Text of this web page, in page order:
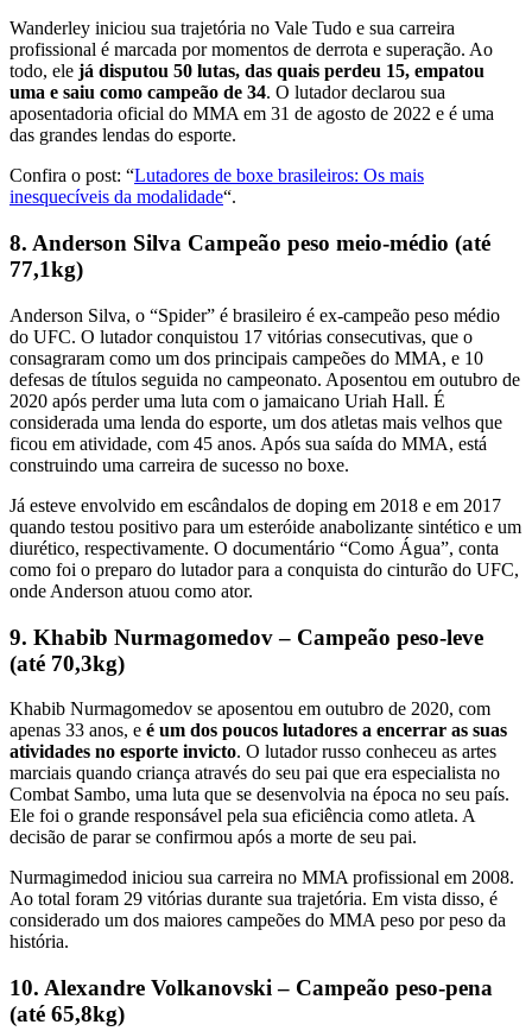
Wanderley iniciou sua trajetória no Vale Tudo e sua carreira
profissional é marcada por momentos de derrota e superação. Ao
todo, ele já disputou 50 lutas, das quais perdeu 15, empatou
uma e saiu como campeão de 34. O lutador declarou sua
aposentadoria oficial do MMA em 31 de agosto de 2022 e é uma
das grandes lendas do esporte.
Confira o post: “Lutadores de boxe brasileiros: Os mais
inesquecíveis da modalidade“.
8. Anderson Silva Campeão peso meio-médio (até
77,1kg)
Anderson Silva, o “Spider” é brasileiro é ex-campeão peso médio
do UFC. O lutador conquistou 17 vitórias consecutivas, que o
consagraram como um dos principais campeões do MMA, e 10
defesas de títulos seguida no campeonato. Aposentou em outubro de
2020 após perder uma luta com o jamaicano Uriah Hall. É
considerada uma lenda do esporte, um dos atletas mais velhos que
ficou em atividade, com 45 anos. Após sua saída do MMA, está
construindo uma carreira de sucesso no boxe.
Já esteve envolvido em escândalos de doping em 2018 e em 2017
quando testou positivo para um esteróide anabolizante sintético e um
diurético, respectivamente. O documentário “Como Água”, conta
como foi o preparo do lutador para a conquista do cinturão do UFC,
onde Anderson atuou como ator.
9. Khabib Nurmagomedov – Campeão peso-leve
(até 70,3kg)
Khabib Nurmagomedov se aposentou em outubro de 2020, com
apenas 33 anos, e é um dos poucos lutadores a encerrar as suas
atividades no esporte invicto. O lutador russo conheceu as artes
marciais quando criança através do seu pai que era especialista no
Combat Sambo, uma luta que se desenvolvia na época no seu país.
Ele foi o grande responsável pela sua eficiência como atleta. A
decisão de parar se confirmou após a morte de seu pai.
Nurmagimedod iniciou sua carreira no MMA profissional em 2008.
Ao total foram 29 vitórias durante sua trajetória. Em vista disso, é
considerado um dos maiores campeões do MMA peso por peso da
história.
10. Alexandre Volkanovski – Campeão peso-pena
(até 65,8kg)